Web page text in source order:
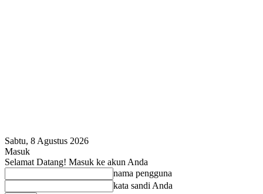
Sabtu, 8 Agustus 2026
Masuk
Selamat Datang! Masuk ke akun Anda
nama pengguna
kata sandi Anda